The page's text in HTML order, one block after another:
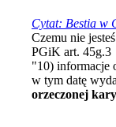
Cytat: Bestia w
Czemu nie
PGiK art. 45g.3
"10) informacje
w tym datę
orzeczonej